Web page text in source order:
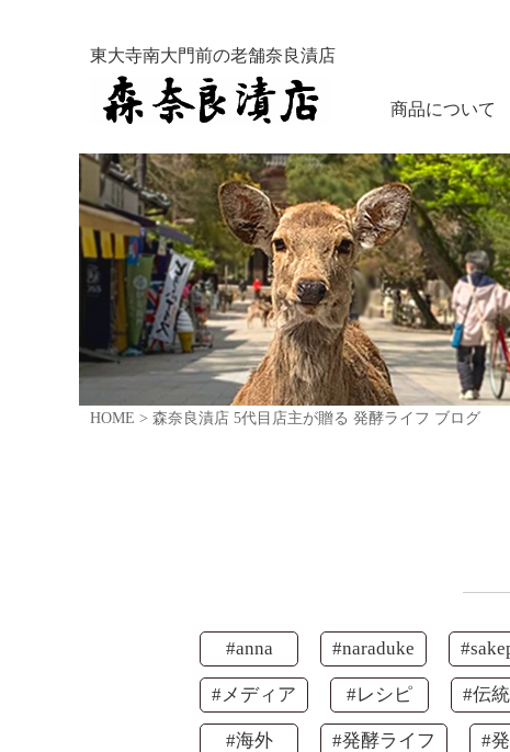
東大寺南大門前の老舗奈良漬店
商品について
HOME > 森奈良漬店 5代目店主が贈る 発酵ライフ ブログ
#anna #naraduke
#メディア #レシピ #伝
#海外 #発酵ライフ #